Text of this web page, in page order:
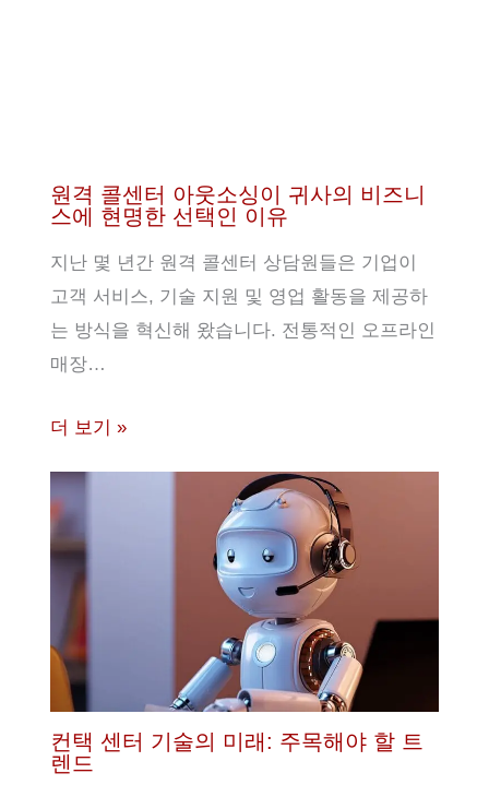
원격 콜센터 아웃소싱이 귀사의 비즈니
스에 현명한 선택인 이유
지난 몇 년간 원격 콜센터 상담원들은 기업이
고객 서비스, 기술 지원 및 영업 활동을 제공하
는 방식을 혁신해 왔습니다. 전통적인 오프라인
매장…
더 보기 »
컨택 센터 기술의 미래: 주목해야 할 트
렌드